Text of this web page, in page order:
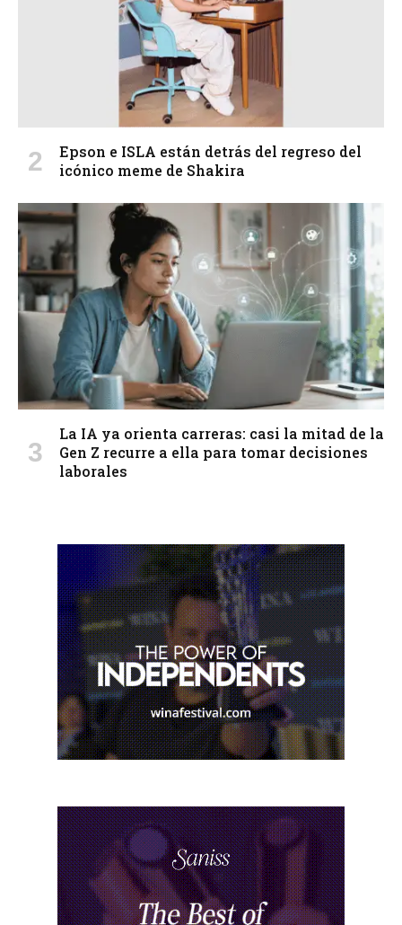
Epson e ISLA están detrás del regreso del
icónico meme de Shakira
La IA ya orienta carreras: casi la mitad de la
Gen Z recurre a ella para tomar decisiones
laborales